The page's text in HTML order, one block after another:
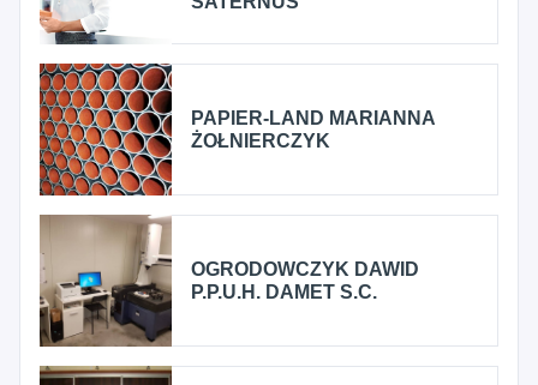
PAPIER-LAND MARIANNA
ŻOŁNIERCZYK
OGRODOWCZYK DAWID
P.P.U.H. DAMET S.C.